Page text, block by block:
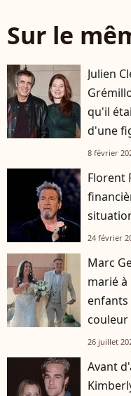
Sur le
Julien
qu'il
d'une
8 février
Florent
24 février
Marc
marié
enfants
couleur
26 juillet
Avant